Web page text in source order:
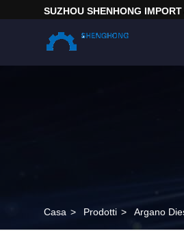
SUZHOU SHENHONG
Casa > Prodotti > Argano